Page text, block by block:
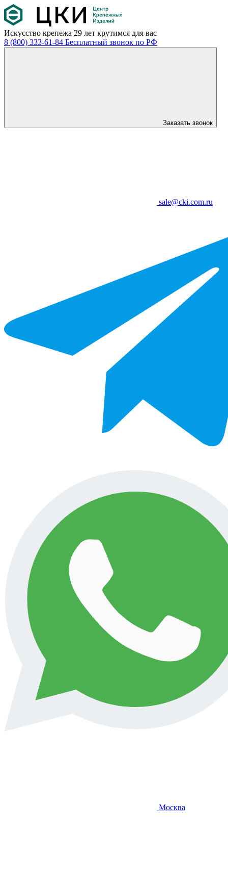
Искусство крепежа 29 лет крутимся для вас
8 (800) 333-61-84 Бесплатный звонок по РФ
Заказать звонок
sale@cki.com.ru
Москва